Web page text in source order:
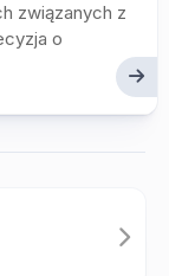
związanych z
o